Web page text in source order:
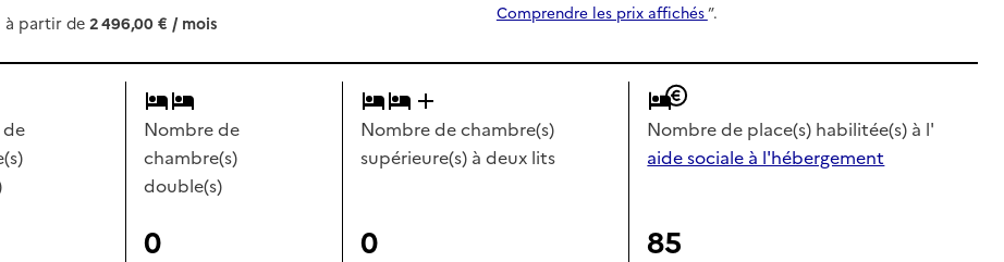
à partir de 2 496,00 € / mois
Comprendre les prix affichés”.
Nombre de
chambre(s)
double(s)
0
Nombre de chambre(s)
supérieure(s) à deux lits
0
Nombre de place(s) habilitée(s) à l'
aide sociale à l'hébergement
85